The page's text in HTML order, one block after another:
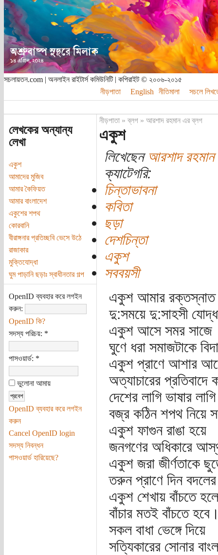
সচলায়তন.com | অনলাইন রাইটার্স কমিউনিটি | কপিরাইট © ২০০৬-২০১৫
নীড়পাতা
English নীতিমালা সচলে
লেখকের অন্যান্য
লেখা
একুশ
আমাদের মুজিব
আমার কৈফিয়ত
আমার বাংলাদেশ
একুশের শপথ
কোরবানি
বীরাঙ্গনার প্রতিচ্ছবি ভেসে উঠে
রাজাকার
মুক্তিযোদ্ধা
ঘুম পাড়ানি ছড়াঃ স্বাধীনতার গল্প
OpenID ব্যবহার করে লগইন
করুন:
OpenID কি?
সদস্য পরিচয়: *
পাসওয়ার্ড: *
ভুলোনা আমায়
OpenID ব্যবহার করে লগইন
করুন
Cancel OpenID login
সদস্য নিবন্ধন
পাসওয়ার্ড হারিয়েছে?
নীড়পাতা»ব্লগ» আরশাদ রহমান এর ব্লগ
একুশ
লিখেছেন আরশাদ রহমান
ক্যাটেগরি:
চিন্তাভাবনা
কবিতা
ছড়া
দেশচিন্তা
একুশ
সববয়সী
একুশ আমার রক্তস্নাত
দু:সময়ে দু:সাহসী
একুশ আসে সমর সাজে
ঘুণে ধরা সমাজটাকে
একুশ প্রাণে আশার
অত্যাচারের প্রতিবাদে
দেশের লাগি ভাষার লাগি
বজ্র কঠিন শপথ নিয়ে
একুশ ফাগুন রাঙা হয়ে
জনগণের অধিকারে
একুশ জরা জীর্ণতাকে
তরুন প্রাণে দিন বদলের
একুশ শেখায় বাঁচতে হলে
বাঁচার মতই বাঁচতে
সকল বাধা ভেঙ্গে দিয়ে
সত্যিকারের সোনার